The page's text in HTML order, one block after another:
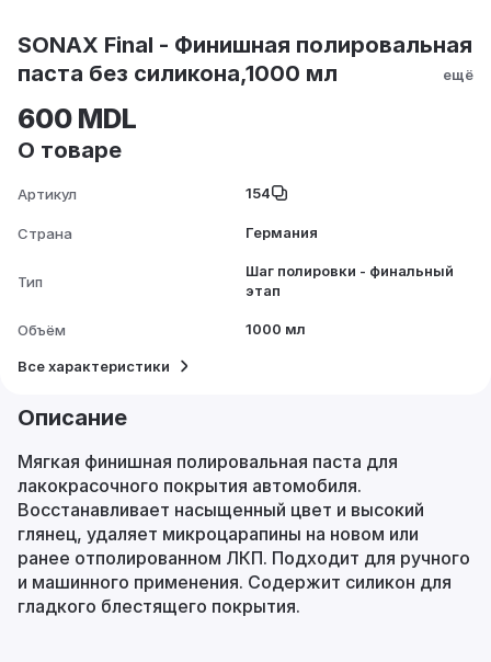
SONAX Final - Финишная полировальная
паста без силикона,1000 мл
ещё
600 MDL
О товаре
Артикул 154
Страна Германия
Тип
Шаг полировки - финальный
этап
Объём 1000 мл
Все характеристики
Описание
Мягкая финишная полировальная паста для
лакокрасочного покрытия автомобиля.
Восстанавливает насыщенный цвет и высокий
глянец, удаляет микроцарапины на новом или
ранее отполированном ЛКП. Подходит для ручного
и машинного применения. Содержит силикон для
гладкого блестящего покрытия.